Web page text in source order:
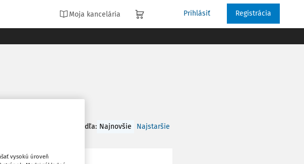
Moja kancelária Prihlásiť Registrácia
Zoradiť podľa: Najnovšie Najstaršie
vysokú úroveň